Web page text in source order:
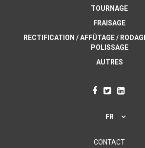
TOURNAGE
FRAISAGE
RECTIFICATION / AFFÛTAGE /
POLISSAGE
AUTRES
FR
CONTACT